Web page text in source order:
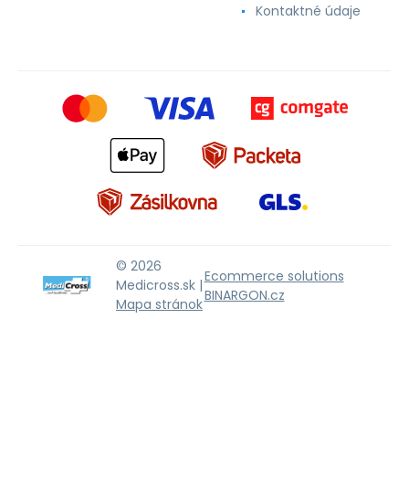
Kontaktné údaje
© 2026
Medicross.sk |
Mapa stránok
Ecommerce solutions
BINARGON.cz